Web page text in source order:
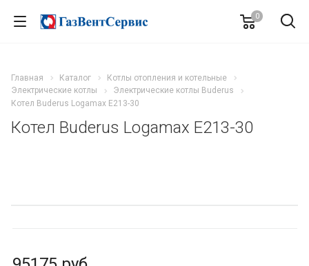
0
Главная Каталог
Котлы отопления и котельные
Электрические котлы
Электрические котлы Buderus
Котел Buderus Logamax E213-30
Котел Buderus Logamax E213-30